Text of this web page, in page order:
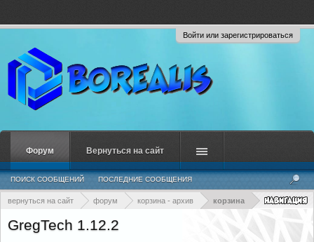
Войти или зарегистрироваться
вернуться на сайт форум корзина - архив корзина
GregTech 1.12.2
Форум
ПОИСК СООБЩЕНИЙ ПОСЛЕДНИЕ СООБЩЕНИЯ
Вернуться на сайт